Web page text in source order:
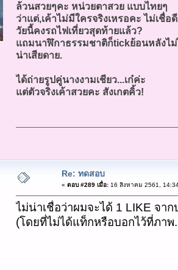
ล้วนสวยๆคะ หน่วยตาสวย แบบไทยๆ
ว่าแต่,เค้าไม่มีใครจริงเหรอคะ ไม่เชื่อ
วัยนี้คงรถไฟเที่ยวสุดท้ายแล้ว?
แถมนาฬิกาธรรมชาติก็tickย้อนหลังไม่
น่าเสียดาย.
ได้ถ่ายรูปคู่นางงามเชียว...เก๋ค่ะ
แต่ตัวจริงเค้าสวยคะ สังเกตคิ้ว!
Re: ทดสอบ
« ตอบ #289 เมื่อ:16 สิงหาคม 2561,
ไม่น่าเชื่อว่าผมจะได้ 1 LIKE จ
(โดยที่ไม่ได้แท็กหรือบอกไว้ที่ภาพ